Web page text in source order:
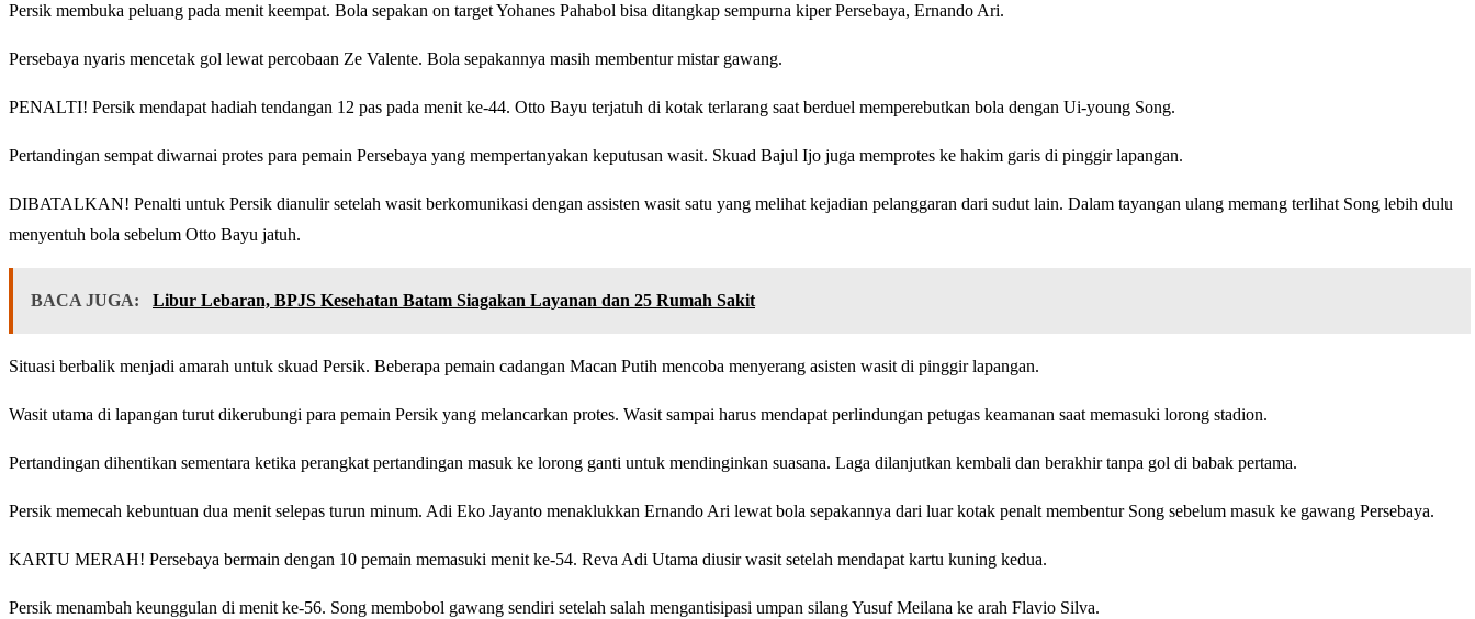
Persik membuka peluang pada menit keempat. Bola sepakan on target Yohanes Pahabol bisa ditangkap sempurna kiper Persebaya, Ernando Ari.
Persebaya nyaris mencetak gol lewat percobaan Ze Valente. Bola sepakannya masih membentur mistar gawang.
PENALTI! Persik mendapat hadiah tendangan 12 pas pada menit ke-44. Otto Bayu terjatuh di kotak terlarang saat berduel memperebutkan bola dengan Ui-young Song.
Pertandingan sempat diwarnai protes para pemain Persebaya yang mempertanyakan keputusan wasit. Skuad Bajul Ijo juga memprotes ke hakim garis di pinggir lapangan.
DIBATALKAN! Penalti untuk Persik dianulir setelah wasit berkomunikasi dengan assisten wasit satu yang melihat kejadian pelanggaran dari sudut lain. Dalam tayangan ulang memang terlihat Song lebih dulu
menyentuh bola sebelum Otto Bayu jatuh.
BACA JUGA: Libur Lebaran, BPJS Kesehatan Batam Siagakan Layanan dan 25 Rumah Sakit
Situasi berbalik menjadi amarah untuk skuad Persik. Beberapa pemain cadangan Macan Putih mencoba menyerang asisten wasit di pinggir lapangan.
Wasit utama di lapangan turut dikerubungi para pemain Persik yang melancarkan protes. Wasit sampai harus mendapat perlindungan petugas keamanan saat memasuki lorong stadion.
Pertandingan dihentikan sementara ketika perangkat pertandingan masuk ke lorong ganti untuk mendinginkan suasana. Laga dilanjutkan kembali dan berakhir tanpa gol di babak pertama.
Persik memecah kebuntuan dua menit selepas turun minum. Adi Eko Jayanto menaklukkan Ernando Ari lewat bola sepakannya dari luar kotak penalt membentur Song sebelum masuk ke gawang Persebaya.
KARTU MERAH! Persebaya bermain dengan 10 pemain memasuki menit ke-54. Reva Adi Utama diusir wasit setelah mendapat kartu kuning kedua.
Persik menambah keunggulan di menit ke-56. Song membobol gawang sendiri setelah salah mengantisipasi umpan silang Yusuf Meilana ke arah Flavio Silva.